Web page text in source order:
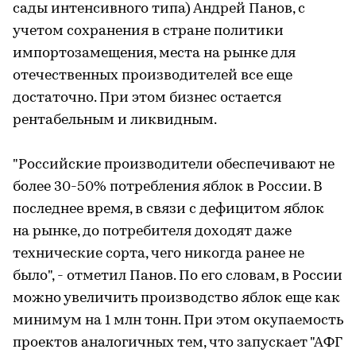
сады интенсивного типа) Андрей Панов, с
учетом сохранения в стране политики
импортозамещения, места на рынке для
отечественных производителей все еще
достаточно. При этом бизнес остается
рентабельным и ликвидным.
"Российские производители обеспечивают не
более 30-50% потребления яблок в России. В
последнее время, в связи с дефицитом яблок
на рынке, до потребителя доходят даже
технические сорта, чего никогда ранее не
было", - отметил Панов. По его словам, в России
можно увеличить производство яблок еще как
минимум на 1 млн тонн. При этом окупаемость
проектов аналогичных тем, что запускает "АФГ